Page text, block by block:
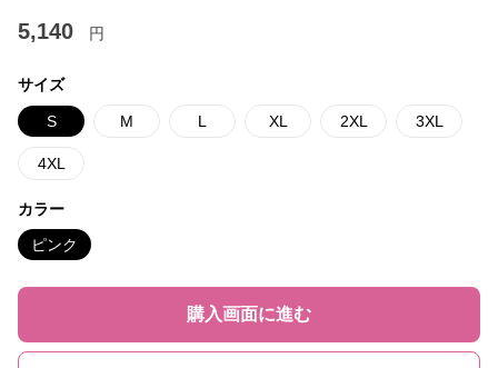
5,140 円
サイズ
S M L XL 2XL 3XL
4XL
カラー
ピンク
購入画面に進む